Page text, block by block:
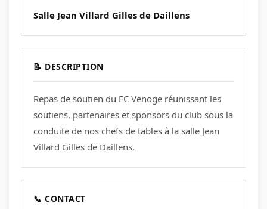
Salle Jean Villard Gilles de Daillens
📝 DESCRIPTION
Repas de soutien du FC Venoge réunissant les
soutiens, partenaires et sponsors du club sous la
conduite de nos chefs de tables à la salle Jean
Villard Gilles de Daillens.
📞 CONTACT